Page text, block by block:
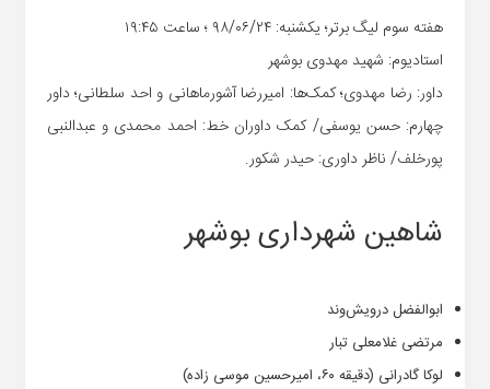
هفته سوم لیگ برتر؛ یکشنبه: ۹۸/۰۶/۲۴ ؛ ساعت ۱۹:۴۵
استادیوم: شهید مهدوی بوشهر
داور: رضا مهدوی؛ کمک‌ها: امیررضا آشورماهانی و احد سلطانی؛ داور
چهارم: حسن یوسفی/ کمک داوران خط: احمد محمدی و عبدالنبی
پورخلف/ ناظر داوری: حیدر شکور.
شاهین شهرداری بوشهر
ابوالفضل درویش‌وند
مرتضی غلامعلی تبار
لوکا گادرانی (دقیقه ۶۰، امیرحسین موسی زاده)